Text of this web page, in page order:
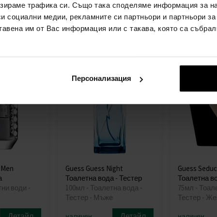
трафика си. Също така споделяме информация за
социални медии, рекламните си партньори и партньори
им от Вас информация или с такава, която са
Персонализация
Детайл
до
наличен Детайл наличен
от15,00€
води -
Guess Guess Night
Тоалетна вода - Тестер
100мл - Тоалетна вода -
Тестер - Мъже
Guess
Тоалетна
75мл -
Тестер -